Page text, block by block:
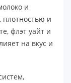
и
плотностью и
флэт уайт и
на вкус и